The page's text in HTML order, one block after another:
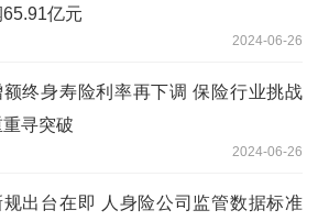
65.91亿元
2024-06-26
额终身寿险利率再下调 保险行业挑战
重寻突破
2024-06-26
规出台在即 人身险公司监管数据标准